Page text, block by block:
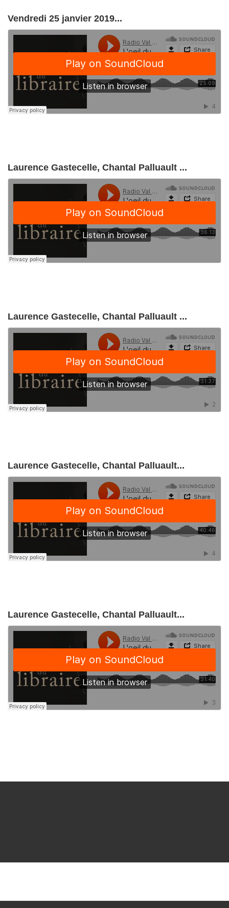
Vendredi 25 janvier 2019...
Laurence Gastecelle, Chantal Palluault ...
Laurence Gastecelle, Chantal Palluault ...
Laurence Gastecelle, Chantal Palluault...
Laurence Gastecelle, Chantal Palluault...